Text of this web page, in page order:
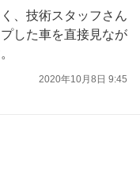
、技術スタッフさん
した車を直接見なが
2020年10月8日 9:45